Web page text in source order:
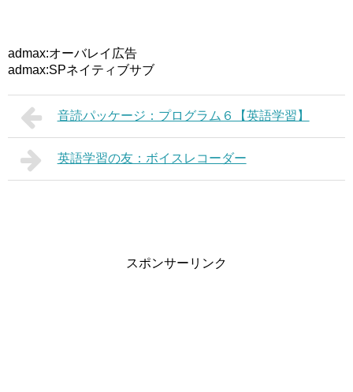
admax:オーバレイ広告
admax:SPネイティブサブ
音読パッケージ：プログラム６【英語学習】
英語学習の友：ボイスレコーダー
スポンサーリンク